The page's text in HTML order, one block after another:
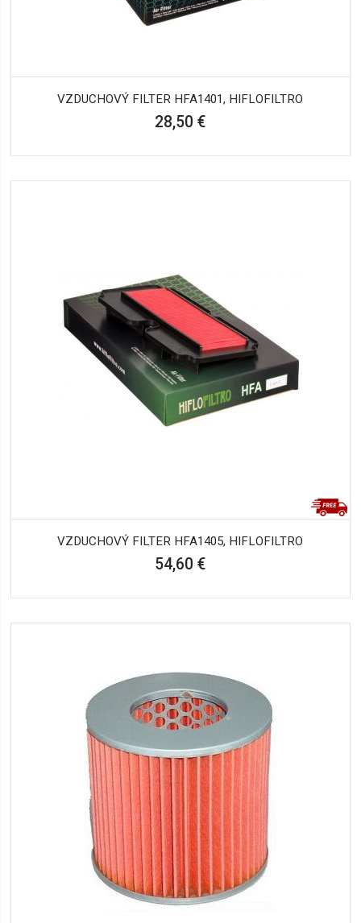
VZDUCHOVÝ FILTER HFA1401, HIFLOFILTRO
28,50 €
VZDUCHOVÝ FILTER HFA1405, HIFLOFILTRO
54,60 €